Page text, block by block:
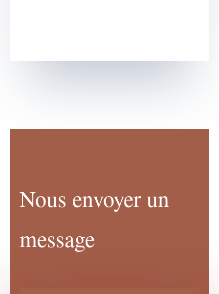
Nous envoyer un
message